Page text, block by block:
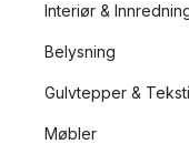
Interiør &
Belysning
Gulvtepper &
Møbler